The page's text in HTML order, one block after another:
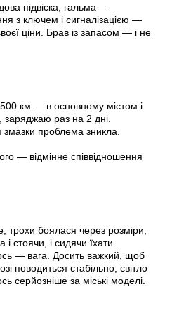
підвіска, гальма —
з ключем і сигналізацією —
ціни. Брав із запасом — і не
км — в основному містом і
раз на 2 дні.
змазки проблема зникла.
— відмінне співвідношення
боялася через розміри,
і сидячи їхати.
— вага. Досить важкий, щоб
поводиться стабільно, світло
серйозніше за міські моделі.